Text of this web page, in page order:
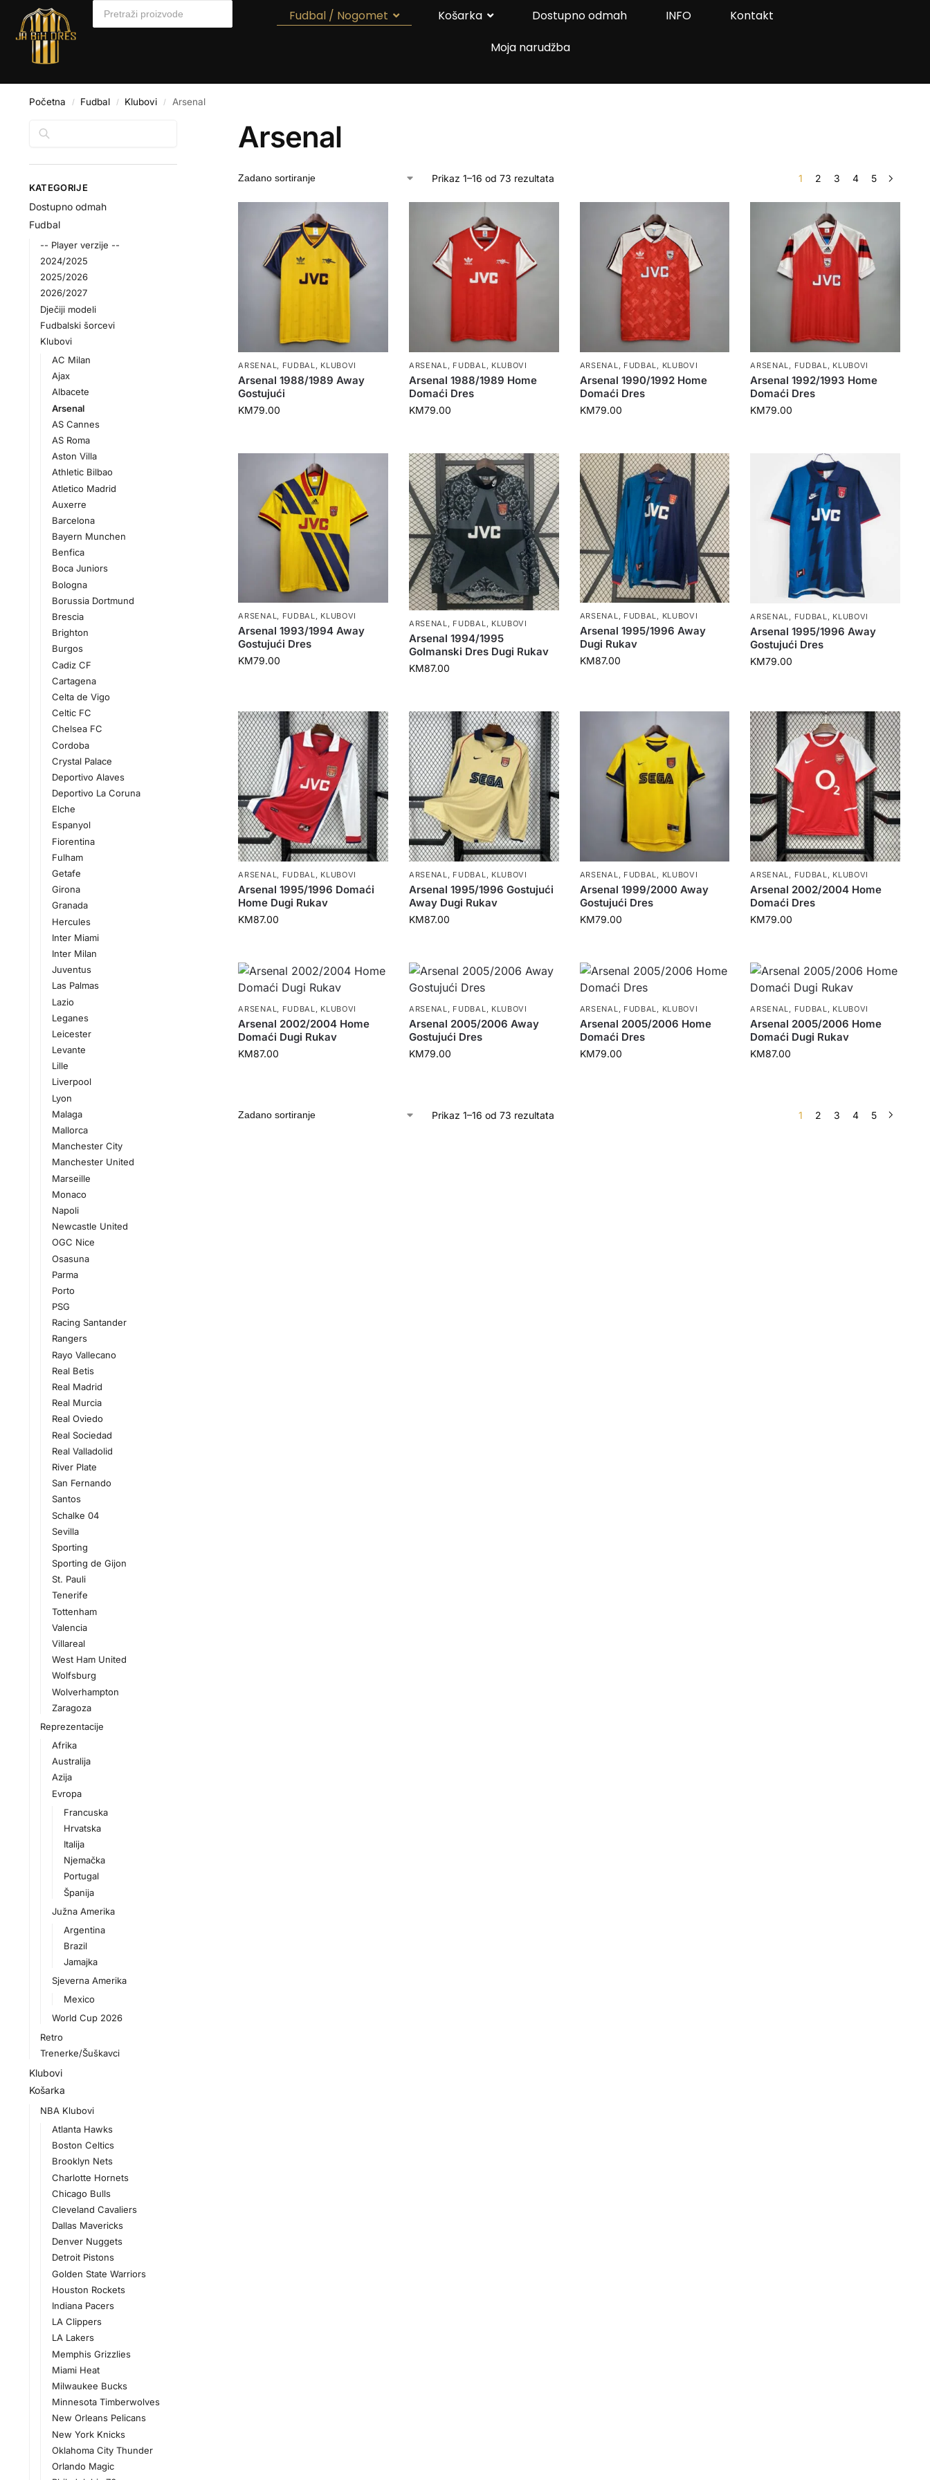
Fudbal / Nogomet Košarka Dostupno odmah INFO
Kontakt
Moja narudžba
Početna / Fudbal / Klubovi / Arsenal
Arsenal
Prikaz 1–16 od 73 rezultata 1 2 3 4 5
ARSENAL FUDBAL KLUBOVI
Arsenal 1988/1989 Away
Gostujući
KM79.00
ARSENAL FUDBAL KLUBOVI
Arsenal 1988/1989 Home
Domaći Dres
KM79.00
ARSENAL FUDBAL KLUBOVI
Arsenal 1990/1992 Home
Domaći Dres
KM79.00
ARSENAL FUDBAL KLUBOVI
Arsenal 1992/1993 Home
Domaći Dres
KM79.00
ARSENAL, FUDBAL, KLUBOVI
Arsenal 1993/1994 Away
Gostujući Dres
KM79.00
ARSENAL, FUDBAL, KLUBOVI
Arsenal 1994/1995
Golmanski Dres Dugi Rukav
KM87.00
ARSENAL, FUDBAL, KLUBOVI
Arsenal 1995/1996 Away
Dugi Rukav
KM87.00
ARSENAL, FUDBAL, KLUBOVI
Arsenal 1995/1996 Away
Gostujući Dres
KM79.00
ARSENAL FUDBAL KLUBOVI
Arsenal 1995/1996 Domaći
Home Dugi Rukav
KM87.00
ARSENAL FUDBAL KLUBOVI
Arsenal 1995/1996 Gostujući
Away Dugi Rukav
KM87.00
ARSENAL FUDBAL KLUBOVI
Arsenal 1999/2000 Away
Gostujući Dres
KM79.00
ARSENAL FUDBAL KLUBOVI
Arsenal 2002/2004 Home
Domaći Dres
KM79.00
ARSENAL FUDBAL KLUBOVI
Arsenal 2002/2004 Home
Domaći Dugi Rukav
KM87.00
ARSENAL FUDBAL KLUBOVI
Arsenal 2005/2006 Away
Gostujući Dres
KM79.00
ARSENAL FUDBAL KLUBOVI
Arsenal 2005/2006 Home
Domaći Dres
KM79.00
ARSENAL FUDBAL KLUBOVI
Arsenal 2005/2006 Home
Domaći Dugi Rukav
KM87.00
Prikaz 1–16 od 73 rezultata 1 2 3 4 5
KATEGORIJE
Dostupno odmah
Fudbal
-- Player verzije --
2024/2025
2025/2026
2026/2027
Dječiji modeli
Fudbalski šorcevi
Klubovi
AC Milan
Ajax
Albacete
Arsenal
AS Cannes
AS Roma
Aston Villa
Athletic Bilbao
Atletico Madrid
Auxerre
Barcelona
Bayern Munchen
Benfica
Boca Juniors
Bologna
Borussia Dortmund
Brescia
Brighton
Burgos
Cadiz CF
Cartagena
Celta de Vigo
Celtic FC
Chelsea FC
Cordoba
Crystal Palace
Deportivo Alaves
Deportivo La Coruna
Elche
Espanyol
Fiorentina
Fulham
Getafe
Girona
Granada
Hercules
Inter Miami
Inter Milan
Juventus
Las Palmas
Lazio
Leganes
Leicester
Levante
Lille
Liverpool
Lyon
Malaga
Mallorca
Manchester City
Manchester United
Marseille
Monaco
Napoli
Newcastle United
OGC Nice
Osasuna
Parma
Porto
PSG
Racing Santander
Rangers
Rayo Vallecano
Real Betis
Real Madrid
Real Murcia
Real Oviedo
Real Sociedad
Real Valladolid
River Plate
San Fernando
Santos
Schalke 04
Sevilla
Sporting
Sporting de Gijon
St. Pauli
Tenerife
Tottenham
Valencia
Villareal
West Ham United
Wolfsburg
Wolverhampton
Zaragoza
Reprezentacije
Afrika
Australija
Azija
Evropa
Francuska
Hrvatska
Italija
Njemačka
Portugal
Španija
Južna Amerika
Argentina
Brazil
Jamajka
Sjeverna Amerika
Mexico
World Cup 2026
Retro
Trenerke/Šuškavci
Klubovi
Košarka
NBA Klubovi
Atlanta Hawks
Boston Celtics
Brooklyn Nets
Charlotte Hornets
Chicago Bulls
Cleveland Cavaliers
Dallas Mavericks
Denver Nuggets
Detroit Pistons
Golden State Warriors
Houston Rockets
Indiana Pacers
LA Clippers
LA Lakers
Memphis Grizzlies
Miami Heat
Milwaukee Bucks
Minnesota Timberwolves
New Orleans Pelicans
New York Knicks
Oklahoma City Thunder
Orlando Magic